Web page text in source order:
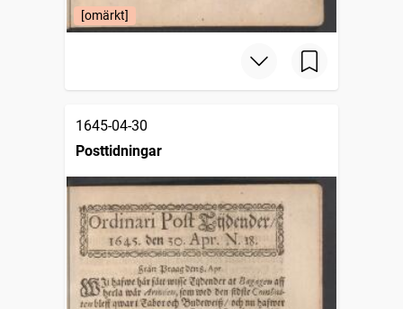
[omärkt]
1645-04-30
Posttidningar